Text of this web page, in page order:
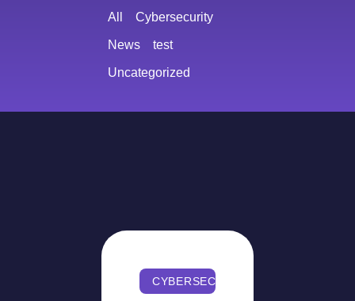
Cybersecurity
News test
Uncategorized
All
CYBERSECURITY